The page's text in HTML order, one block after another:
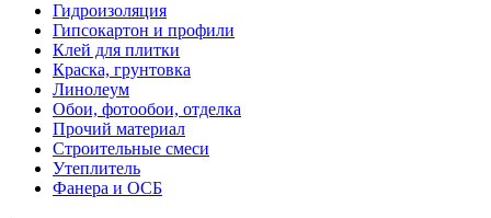
Гидроизоляция
Гипсокартон и профили
Клей для плитки
Краска, грунтовка
Линолеум
Обои, фотообои, отделка
Прочий материал
Строительные смеси
Утеплитель
Фанера и ОСБ